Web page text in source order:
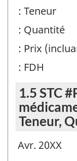
: Teneur
: Quantité
: Prix
: FDH
1.5 STC
Teneur,
Avr. 20XX